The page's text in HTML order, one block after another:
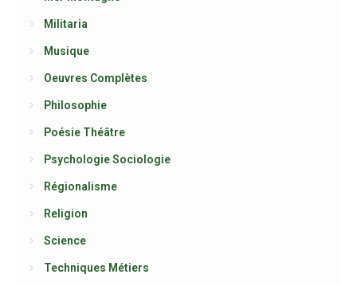
Militaria
Musique
Oeuvres Complètes
Philosophie
Poésie Théâtre
Psychologie Sociologie
Régionalisme
Religion
Science
Techniques Métiers